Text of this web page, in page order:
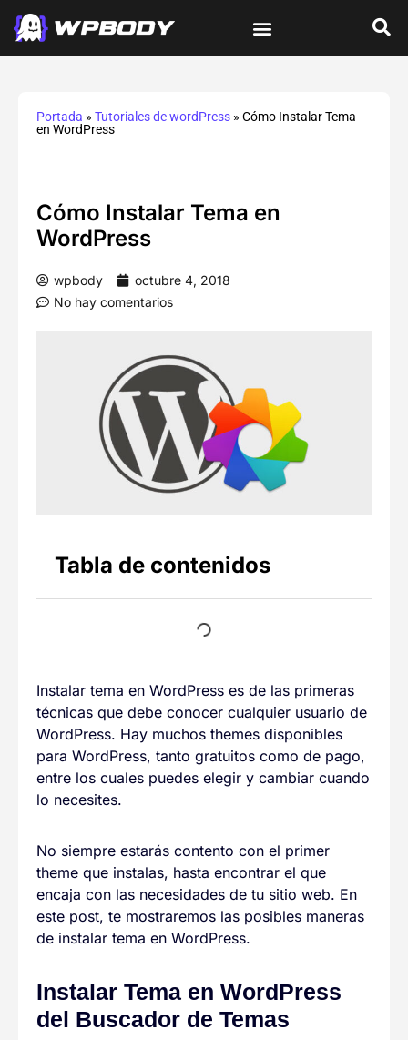
Portada »Tutoriales de wordPress »Cómo Instalar Tema
en WordPress
Cómo Instalar Tema en
WordPress
wpbody
octubre 4, 2018
No hay comentarios
Tabla de contenidos
Instalar tema en WordPress es de las primeras
técnicas que debe conocer cualquier usuario de
WordPress. Hay muchos themes disponibles
para WordPress, tanto gratuitos como de pago,
entre los cuales puedes elegir y cambiar cuando
lo necesites.
No siempre estarás contento con el primer
theme que instalas, hasta encontrar el que
encaja con las necesidades de tu sitio web. En
este post, te mostraremos las posibles maneras
de instalar tema en WordPress.
Instalar Tema en WordPress
del Buscador de Temas